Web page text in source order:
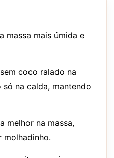
massa mais úmida e
coco ralado na
na calda, mantendo
melhor na massa,
molhadinho.